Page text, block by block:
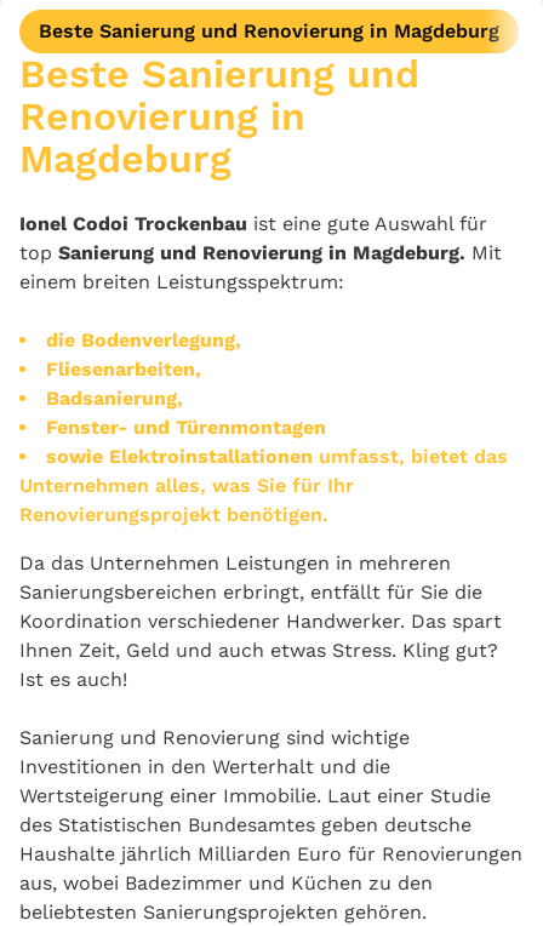
Beste Sanierung und Renovierung in Magdeburg
Beste Sanierung und
Renovierung in
Magdeburg
Ionel Codoi Trockenbau ist eine gute Auswahl für
top Sanierung und Renovierung in Magdeburg. Mit
einem breiten Leistungsspektrum:
die Bodenverlegung,
Fliesenarbeiten,
Badsanierung,
Fenster- und Türenmontagen
sowie Elektroinstallationen umfasst, bietet das
Unternehmen alles, was Sie für Ihr
Renovierungsprojekt benötigen.
Da das Unternehmen Leistungen in mehreren
Sanierungsbereichen erbringt, entfällt für Sie die
Koordination verschiedener Handwerker. Das spart
Ihnen Zeit, Geld und auch etwas Stress. Kling gut?
Ist es auch!
Sanierung und Renovierung sind wichtige
Investitionen in den Werterhalt und die
Wertsteigerung einer Immobilie. Laut einer Studie
des Statistischen Bundesamtes geben deutsche
Haushalte jährlich Milliarden Euro für Renovierungen
aus, wobei Badezimmer und Küchen zu den
beliebtesten Sanierungsprojekten gehören.